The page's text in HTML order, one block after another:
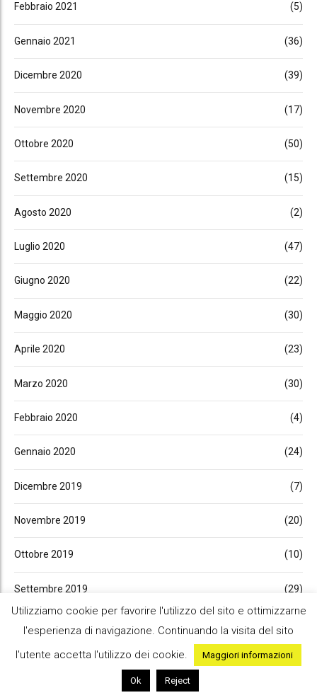
Febbraio 2021 (5)
Gennaio 2021 (36)
Dicembre 2020 (39)
Novembre 2020 (17)
Ottobre 2020 (50)
Settembre 2020 (15)
Agosto 2020 (2)
Luglio 2020 (47)
Giugno 2020 (22)
Maggio 2020 (30)
Aprile 2020 (23)
Marzo 2020 (30)
Febbraio 2020 (4)
Gennaio 2020 (24)
Dicembre 2019 (7)
Novembre 2019 (20)
Ottobre 2019 (10)
Settembre 2019 (29)
Giugno 2019 (9)
Utilizziamo cookie per favorire l'utilizzo del sito e ottimizzarne
l'esperienza di navigazione. Continuando la visita del sito
l'utente accetta l'utilizzo dei cookie.
Maggiori informazioni
Ok Reject